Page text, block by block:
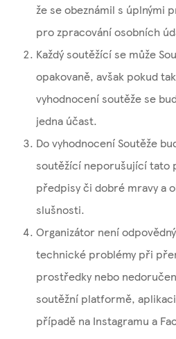
že se obeznámil s úplnými
pro zpracování osobních
Každý soutěžící se může
opakovaně, avšak pokud
vyhodnocení soutěže se
jedna účast.
Do vyhodnocení Soutěže
soutěžící neporušující tato
předpisy či dobré mravy a
slušnosti.
Organizátor není
technické problémy při
prostředky nebo
soutěžní platformě,
případě na Instagramu a